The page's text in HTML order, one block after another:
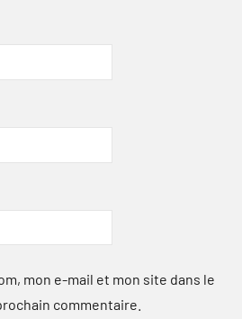
mon e-mail et mon site dans le
commentaire.